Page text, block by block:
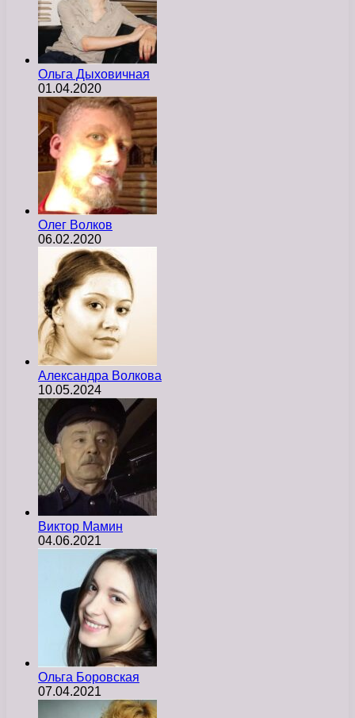
Ольга Дыховичная
01.04.2020
Олег Волков
06.02.2020
Александра Волкова
10.05.2024
Виктор Мамин
04.06.2021
Ольга Боровская
07.04.2021